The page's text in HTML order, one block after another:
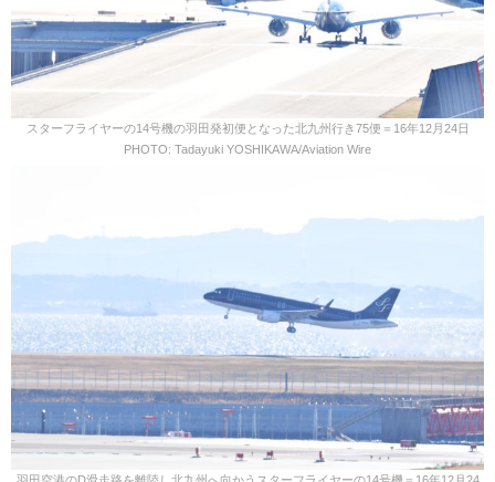
スターフライヤーの14号機の羽田発初便となった北九州行き75便＝16年12月24日
PHOTO: Tadayuki YOSHIKAWA/Aviation Wire
羽田空港のD滑走路を離陸し北九州へ向かうスターフライヤーの14号機＝16年12月24